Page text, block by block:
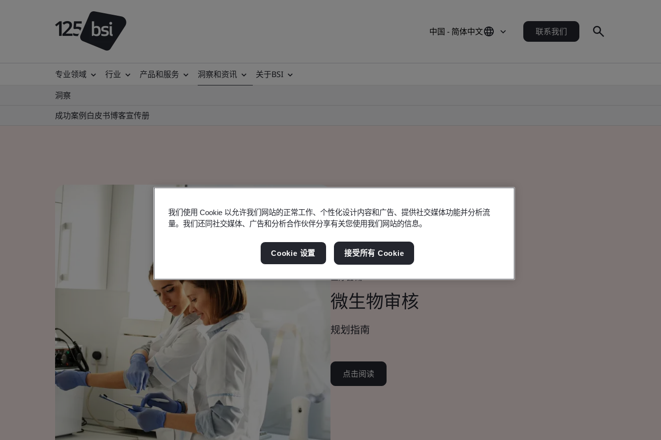
中国 - 简体中文 联系我们
专业领域 行业 产品和服务 洞察和资讯
关于BSI
洞察
成功案例 白皮书博客宣传册
宣传册
医疗器械
微生物审核
规划指南
点击阅读
我们使用 Cookie 以允许我们网站的正常工作、个性化设计内容和广告、提供社交媒体功能并分析流
量。我们还同社交媒体、广告和分析合作伙伴分享有关您使用我们网站的信息。
Cookie 设置 接受所有 Cookie